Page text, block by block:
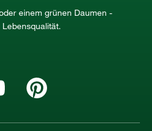
einem grünen Daumen -